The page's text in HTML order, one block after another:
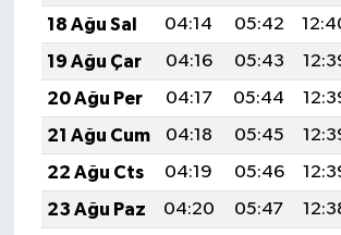
18 Ağu Sal
04:14 05:42
19 Ağu Çar
04:16 05:43
20 Ağu Per
04:17 05:44
21 Ağu Cum
04:18 05:45
22 Ağu Cts
04:19 05:46
23 Ağu Paz
04:20 05:47